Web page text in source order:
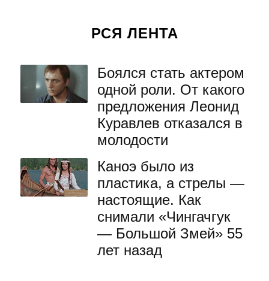
РСЯ ЛЕНТА
Боялся стать актером
одной роли. От какого
предложения Леонид
Куравлев отказался в
молодости
Каноэ было из
пластика, а стрелы —
настоящие. Как
снимали «Чингачгук
— Большой Змей» 55
лет назад